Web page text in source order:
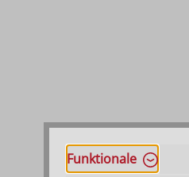
Funktionale